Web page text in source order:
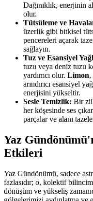
Dağınıklık, enerjinin
olur.
Tütsüleme ve
üzerlik gibi bitkisel
pencereleri açarak
sağlayın.
Tuz ve Esansiyel
tuzu veya deniz tuzu
yardımcı olur. Limon,
arındırıcı esansiyel
enerjisini yükseltir.
Sesle Temizlik: Bir
her köşesinde ses
parçalar ve alanı
Yaz
Etkileri
Yaz Gündönümü, sadece
fazlasıdır; o, kolektif
dönüşüm ve yükseliş